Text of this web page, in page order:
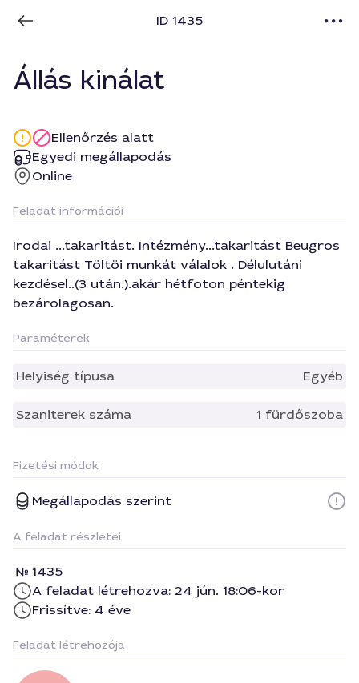
ID 1435
Állás kinálat
Ellenőrzés alatt
Egyedi megállapodás
Online
Feladat információi
Irodai ...takaritást. Intézmény...takaritást Beugros
takaritást Töltöi munkát válalok . Délulutáni
kezdésel..(3 után.).akár hétfoton péntekig
bezárolagosan.
Paraméterek
Helyiség típusa Egyéb
Szaniterek száma 1 fürdőszoba
Fizetési módok
Megállapodás szerint
A feladat részletei
1435
A feladat létrehozva: 24 jún. 18:06-kor
Frissítve: 4 éve
Feladat létrehozója